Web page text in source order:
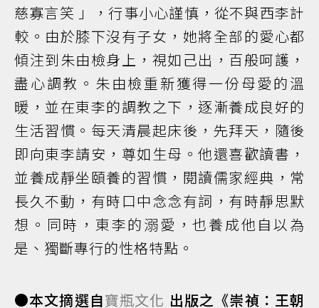
慈寡言笑 」，行事小心謹慎，從不與西李計
較。由於膝下沒有子女，她將全部的愛心都
傾注到朱由檢身上，視如己出，百般呵護，
盡心調教。朱由檢重新獲得一份母愛的溫
暖，並在東李的調教之下，逐漸養成良好的
生活習慣。每天清晨起床後，先拜天，隨後
即向東李請安，尊如生母。他還喜歡讀書，
並養成靜坐頤養的習慣，閱讀儒家經典，常
長久不動，有時口中念念有詞，有時靜思默
想。同時，東李的溺愛，也養成他自以為
是、獨斷專行的性格特點。
●本文摘選自寶瓶文化 出版之《崇禎：王朝